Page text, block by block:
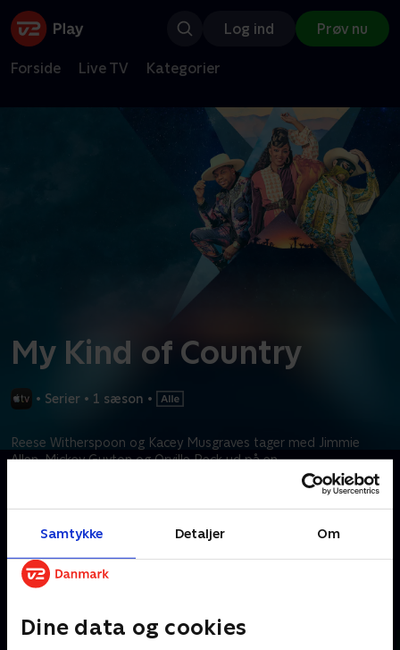
Samtykke Detaljer Om
Dine data og cookies
Log ind Prøv nu
Forside Live TV Kategorier
My Kind of Country
• Serier • 1 sæson •
Reese Witherspoon og Kacey Musgraves tager med Jimmie
Allen, Mickey Guyton og Orville Peck ud på en
verdensomspændende jagt på den næste store countrystjerne